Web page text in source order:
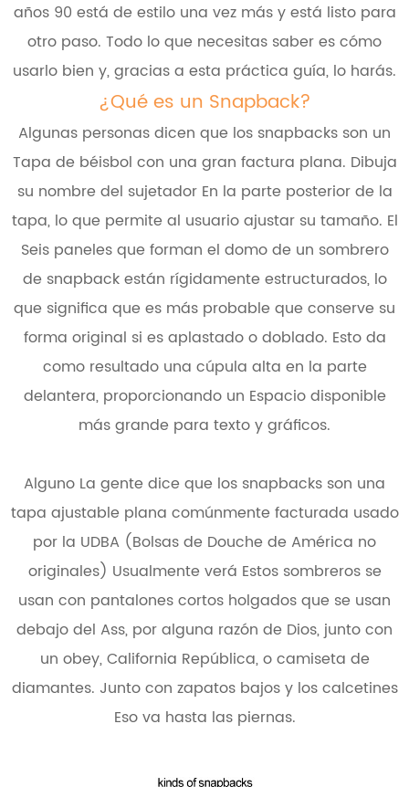
años 90 está de estilo una vez más y está listo para
otro paso. Todo lo que necesitas saber es cómo
usarlo bien y, gracias a esta práctica guía, lo harás.
¿Qué es un Snapback?
Algunas personas dicen que los snapbacks son un
Tapa de béisbol con una gran factura plana. Dibuja
su nombre del sujetador En la parte posterior de la
tapa, lo que permite al usuario ajustar su tamaño. El
Seis paneles que forman el domo de un sombrero
de snapback están rígidamente estructurados, lo
que significa que es más probable que conserve su
forma original si es aplastado o doblado. Esto da
como resultado una cúpula alta en la parte
delantera, proporcionando un Espacio disponible
más grande para texto y gráficos.
Alguno La gente dice que los snapbacks son una
tapa ajustable plana comúnmente facturada usado
por la UDBA (Bolsas de Douche de América no
originales) Usualmente verá Estos sombreros se
usan con pantalones cortos holgados que se usan
debajo del Ass, por alguna razón de Dios, junto con
un obey, California República, o camiseta de
diamantes. Junto con zapatos bajos y los calcetines
Eso va hasta las piernas.